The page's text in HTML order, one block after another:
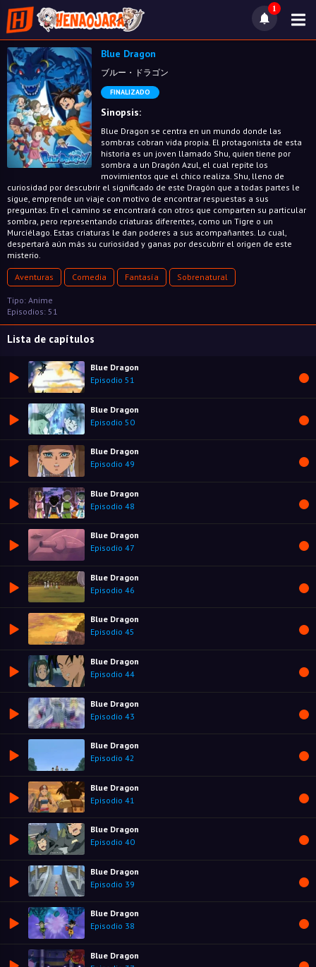
1
Blue Dragon
ブルー・ドラゴン
FINALIZADO
Sinopsis:
Blue Dragon se centra en un mundo donde las
sombras cobran vida propia. El protagonista de esta
historia es un joven llamado Shu, quien tiene por
sombra a un Dragón Azul, el cual repite los
movimientos que el chico realiza. Shu, lleno de
curiosidad por descubrir el significado de este Dragón que a todas partes le
sigue, emprende un viaje con motivo de encontrar respuestas a sus
preguntas. En el camino se encontrará con otros que comparten su particular
sombra, pero representando criaturas diferentes, como un Tigre o un
Murciélago. Estas criaturas le dan poderes a sus acompañantes. Lo cual,
despertará aún más su curiosidad y ganas por descubrir el origen de este
misterio.
Aventuras Comedia Fantasía Sobrenatural
Tipo: Anime
Episodios: 51
Lista de capítulos
Blue Dragon
Episodio 51
Blue Dragon
Episodio 50
Blue Dragon
Episodio 49
Blue Dragon
Episodio 48
Blue Dragon
Episodio 47
Blue Dragon
Episodio 46
Blue Dragon
Episodio 45
Blue Dragon
Episodio 44
Blue Dragon
Episodio 43
Blue Dragon
Episodio 42
Blue Dragon
Episodio 41
Blue Dragon
Episodio 40
Blue Dragon
Episodio 39
Blue Dragon
Episodio 38
Blue Dragon